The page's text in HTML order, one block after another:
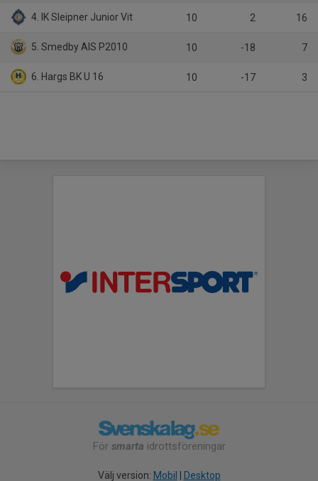
4. IK Sleipner Junior Vit 10 2 16
5. Smedby AIS P2010 10 -18 7
6. Hargs BK U 16 10 -17 3
För smarta idrottsföreningar
Välj version: Mobil Desktop